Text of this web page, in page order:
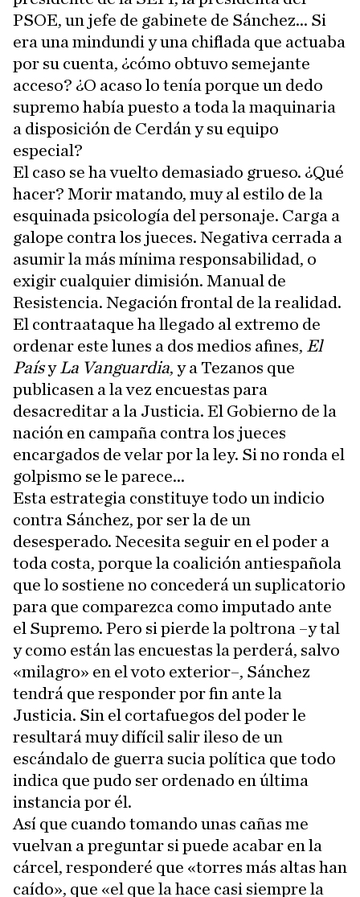
PSOE, un jefe de gabinete de Sánchez... Si
era una mindundi y una chiflada que actuaba
por su cuenta, ¿cómo obtuvo semejante
acceso? ¿O acaso lo tenía porque un dedo
supremo había puesto a toda la maquinaria
a disposición de Cerdán y su equipo
especial?
El caso se ha vuelto demasiado grueso. ¿Qué
hacer? Morir matando, muy al estilo de la
esquinada psicología del personaje. Carga a
galope contra los jueces. Negativa cerrada a
asumir la más mínima responsabilidad, o
exigir cualquier dimisión. Manual de
Resistencia. Negación frontal de la realidad.
El contraataque ha llegado al extremo de
ordenar este lunes a dos medios afines, El
PaísyLa Vanguardia, y a Tezanos que
publicasen a la vez encuestas para
desacreditar a la Justicia. El Gobierno de la
nación en campaña contra los jueces
encargados de velar por la ley. Si no ronda el
golpismo se le parece...
Esta estrategia constituye todo un indicio
contra Sánchez, por ser la de un
desesperado. Necesita seguir en el poder a
toda costa, porque la coalición antiespañola
que lo sostiene no concederá un suplicatorio
para que comparezca como imputado ante
el Supremo. Pero si pierde la poltrona –y tal
y como están las encuestas la perderá, salvo
«milagro» en el voto exterior–, Sánchez
tendrá que responder por fin ante la
Justicia. Sin el cortafuegos del poder le
resultará muy difícil salir ileso de un
escándalo de guerra sucia política que todo
indica que pudo ser ordenado en última
instancia por él.
Así que cuando tomando unas cañas me
vuelvan a preguntar si puede acabar en la
cárcel, responderé que «torres más altas han
caído», que «el que la hace casi siempre la